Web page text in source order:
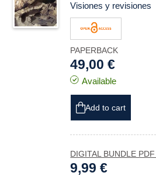
Visiones y revisiones
PAPERBACK
49,00 €
Available
Add to cart
DIGITAL BUNDLE
9,99 €